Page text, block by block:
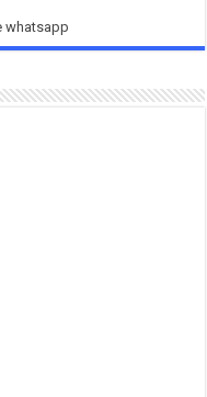
whatsapp